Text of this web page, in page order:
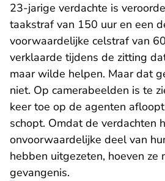
23-jarige verdachte is
taakstraf van 150 uur en een
voorwaardelijke celstraf van
verklaarde tijdens de zitting
maar wilde helpen. Maar dat
niet. Op camerabeelden is te
keer toe op de agenten
schopt. Omdat de verdachten
onvoorwaardelijke deel van
hebben uitgezeten, hoeven ze
gevangenis.